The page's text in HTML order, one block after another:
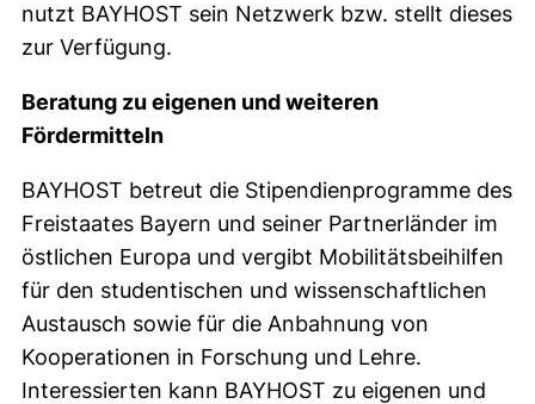
nutzt BAYHOST sein Netzwerk bzw. stellt dieses
zur Verfügung.
Beratung zu eigenen und weiteren
Fördermitteln
BAYHOST betreut die Stipendienprogramme des
Freistaates Bayern und seiner Partnerländer im
östlichen Europa und vergibt Mobilitätsbeihilfen
für den studentischen und wissenschaftlichen
Austausch sowie für die Anbahnung von
Kooperationen in Forschung und Lehre.
Interessierten kann BAYHOST zu eigenen und